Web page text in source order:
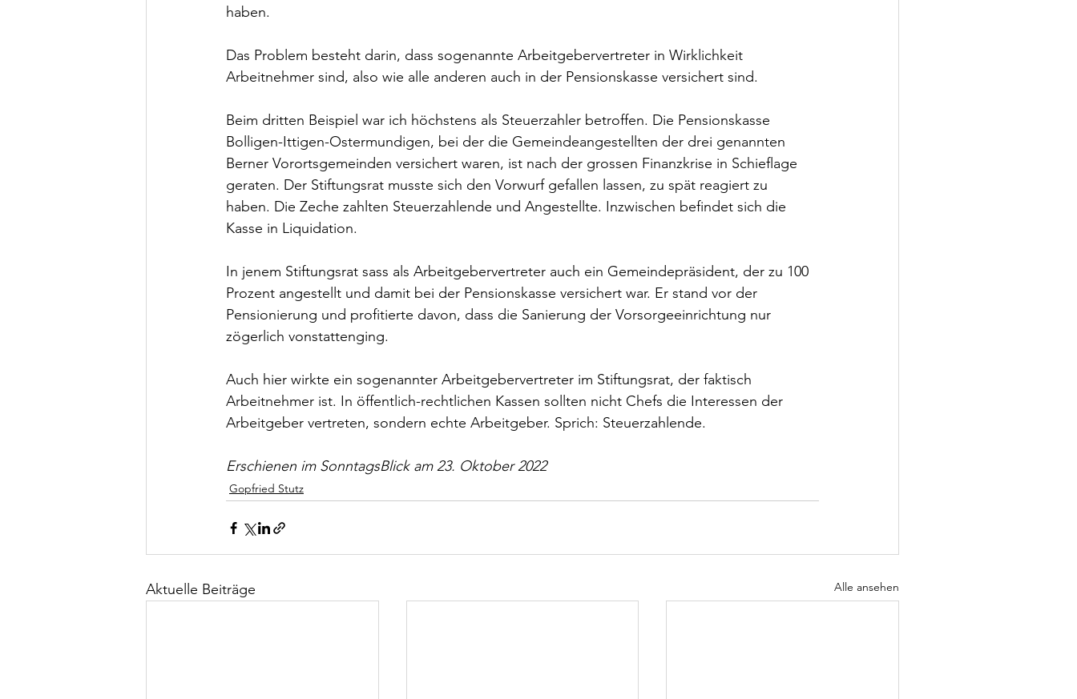
haben.
Das Problem besteht darin, dass sogenannte Arbeitgebervertreter in Wirklichkeit
Arbeitnehmer sind, also wie alle anderen auch in der Pensionskasse versichert sind.
Beim dritten Beispiel war ich höchstens als Steuerzahler betroffen. Die Pensionskasse
Bolligen-Ittigen-Ostermundigen, bei der die Gemeindeangestellten der drei genannten
Berner Vorortsgemeinden versichert waren, ist nach der grossen Finanzkrise in Schieflage
geraten. Der Stiftungsrat musste sich den Vorwurf gefallen lassen, zu spät reagiert zu
haben. Die Zeche zahlten Steuerzahlende und Angestellte. Inzwischen befindet sich die
Kasse in Liquidation.
In jenem Stiftungsrat sass als Arbeitgebervertreter auch ein Gemeindepräsident, der zu 100
Prozent angestellt und damit bei der Pensionskasse versichert war. Er stand vor der
Pensionierung und profitierte davon, dass die Sanierung der Vorsorgeeinrichtung nur
zögerlich vonstattenging.
Auch hier wirkte ein sogenannter Arbeitgebervertreter im Stiftungsrat, der faktisch
Arbeitnehmer ist. In öffentlich-rechtlichen Kassen sollten nicht Chefs die Interessen der
Arbeitgeber vertreten, sondern echte Arbeitgeber. Sprich: Steuerzahlende.
Erschienen im SonntagsBlick am 23. Oktober 2022
Gopfried Stutz
Aktuelle Beiträge Alle ansehen